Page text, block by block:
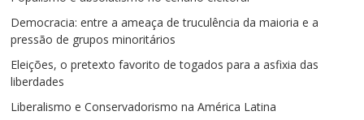
Democracia: entre a ameaça de truculência da maioria e a
pressão de grupos minoritários
Eleições, o pretexto favorito de togados para a asfixia das
liberdades
Liberalismo e Conservadorismo na América Latina